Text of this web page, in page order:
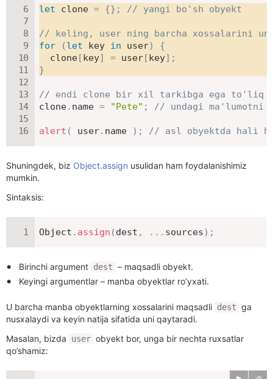
let clone = {} ; // yangi bo'sh obyekt
// keling, user ning barcha xossalarini
for
(let key in user)
{
  clone
[key] = user[key] ;
}
// endi clone bir xil tarkibga ega to'liq
clone. name = "Pete" ; // undagi ma'lumotni
alert ( user. name ) ; // asl obyektda hali
Shuningdek, biz Object.assign usulidan ham foydalanishimiz
mumkin.
Sintaksis:
Object . assign (dest , ... sources) ;
Birinchi argument dest – maqsadli obyekt.
Keyingi argumentlar – manba obyektlar ro’yxati.
U barcha manba obyektlarning xossalarini maqsadli dest ga
nusxalaydi va keyin natija sifatida uni qaytaradi.
Masalan, bizda
user obyekt bor, unga bir nechta ruxsatlar
qo’shamiz: